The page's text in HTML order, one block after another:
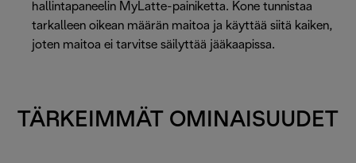
hallintapaneelin MyLatte-painiketta. Kone tunnistaa
tarkalleen oikean määrän maitoa ja käyttää siitä kaiken,
joten maitoa ei tarvitse säilyttää jääkaapissa.
TÄRKEIMMÄT OMINAISUUDET